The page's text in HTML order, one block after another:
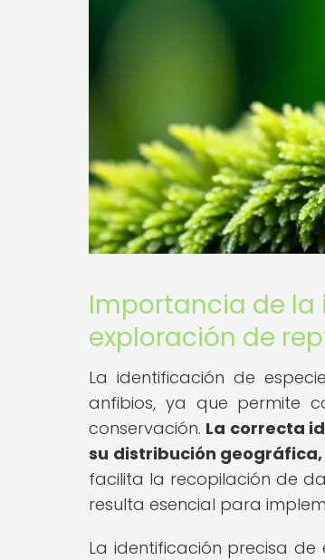
Importancia de la
exploración de
La identificación de
anfibios, ya que permite
conservación. La correcta
su distribución
facilita la recopilación de
resulta esencial para
La identificación precisa